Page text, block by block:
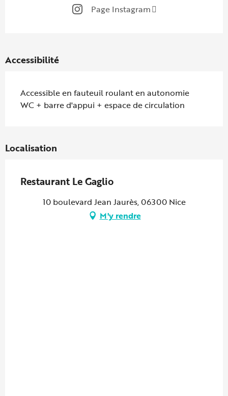
Page Instagram
Accessibilité
Accessible en fauteuil roulant en autonomie
WC + barre d'appui + espace de circulation
Localisation
Restaurant Le Gaglio
10 boulevard Jean Jaurès, 06300 Nice
M'y rendre